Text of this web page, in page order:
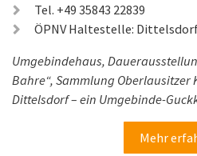
Tel. +49 35843 22839
ÖPNV Haltestelle:
Umgebindehaus,
Bahre“, Sammlung
Dittelsdorf – ein Umgebinde-
Mehr